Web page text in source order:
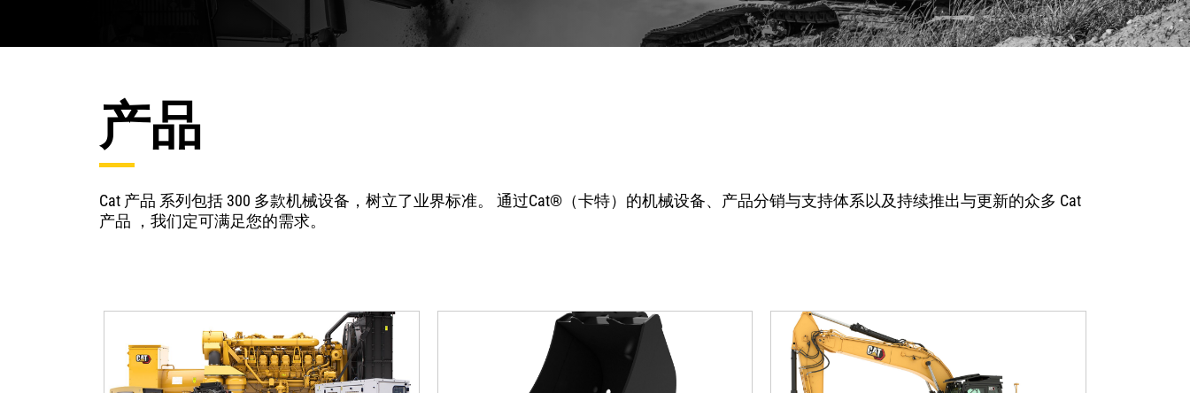
产品
Cat 产品 系列包括 300 多款机械设备，树立了业界标准。 通过Cat®（卡特）的机械设备、产品分销与支持体系以及持续推出与更新的众多 Cat
产品 ，我们定可满足您的需求。